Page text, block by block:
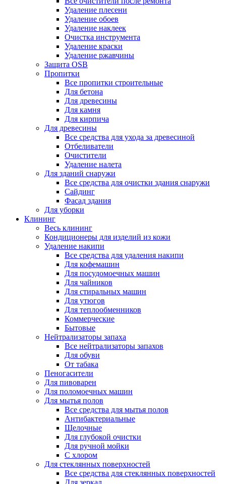
Удаление плесени
Удаление обоев
Удаление наклеек
Очистка инструмента
Удаление краски
Удаление ржавчины
Защита OSB
Пропитки
Все пропитки строительные
Для бетона
Для древесины
Для камня
Для кирпича
Для древесины
Все средства для ухода за древесиной
Отбеливатели
Очистители
Удаление налета
Для зданий снаружи
Все средства для очистки здания снаружи
Сайдинг
Фасад здания
Для уборки
Клининг
Весь клининг
Кондиционеры для изделий из кожи
Удаление накипи
Все средства для удаления накипи
Для кофемашин
Для посудомоечных машин
Для чайников
Для стиральных машин
Для утюгов
Для теплообменников
Коммерческие
Бытовые
Нейтрализаторы запаха
Все нейтрализаторы запахов
Для обуви
От табака
Пеногасители
Для пивоварен
Для поломоечных машин
Для мытья полов
Все средства для мытья полов
Антибактериальные
Щелочные
Для глубокой очистки
Для ручной мойки
С хлором
Для стеклянных поверхностей
Все средства для стеклянных поверхностей
Для зеркал